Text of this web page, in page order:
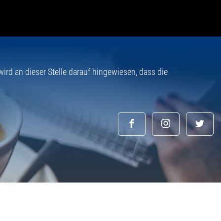
an dieser Stelle darauf hingewiesen, dass die